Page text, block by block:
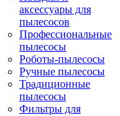
аксессуары для
пылесосов
Профессиональные
пылесосы
Роботы-пылесосы
Ручные пылесосы
Традиционные
пылесосы
Фильтры для